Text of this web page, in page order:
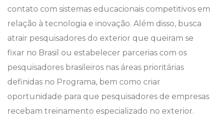
contato com sistemas educacionais competitivos em
relação à tecnologia e inovação. Além disso, busca
atrair pesquisadores do exterior que queiram se
fixar no Brasil ou estabelecer parcerias com os
pesquisadores brasileiros nas áreas prioritárias
definidas no Programa, bem como criar
oportunidade para que pesquisadores de empresas
recebam treinamento especializado no exterior.